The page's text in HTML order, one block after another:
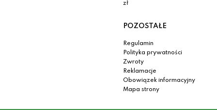
zł
POZOSTAŁE
Regulamin
Polityka prywatności
Zwroty
Reklamacje
Obowiązek informacyjny
Mapa strony